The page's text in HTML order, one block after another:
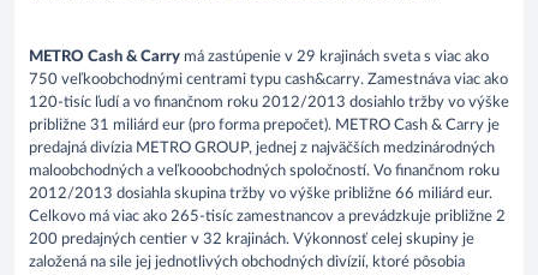
METRO Cash & Carry má zastúpenie v 29 krajinách sveta s viac ako
750 veľkoobchodnými centrami typu cash&carry. Zamestnáva viac ako
120-tisíc ľudí a vo finančnom roku 2012/2013 dosiahlo tržby vo výške
približne 31 miliárd eur (pro forma prepočet). METRO Cash & Carry je
predajná divízia METRO GROUP, jednej z najväčších medzinárodných
maloobchodných a veľkooobchodných spoločností. Vo finančnom roku
2012/2013 dosiahla skupina tržby vo výške približne 66 miliárd eur.
Celkovo má viac ako 265-tisíc zamestnancov a prevádzkuje približne 2
200 predajných centier v 32 krajinách. Výkonnosť celej skupiny je
založená na sile jej jednotlivých obchodných divízií, ktoré pôsobia